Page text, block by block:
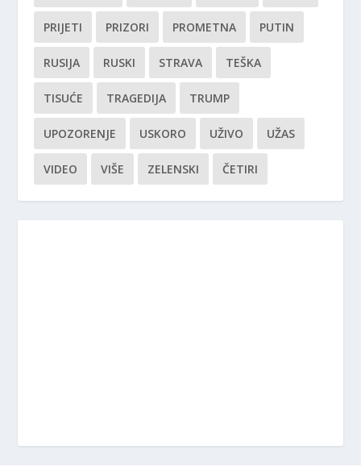
PRIJETI PRIZORI PROMETNA PUTIN
RUSIJA RUSKI STRAVA TEŠKA
TISUĆE TRAGEDIJA TRUMP
UPOZORENJE USKORO UŽIVO UŽAS
VIDEO VIŠE ZELENSKI ČETIRI